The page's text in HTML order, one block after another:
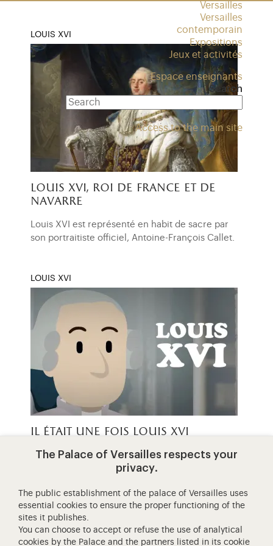
Versailles
Versailles
contemporain
Expositions
Jeux et activités
Espace enseignants
Search
Access to the main site
LOUIS XVI
louis xvi, roi de france et de
navarre
Louis XVI est représenté en habit de sacre par
son portraitiste officiel, Antoine-François Callet.
LOUIS XVI
il était une fois louis xvi
Qui est Louis XVI ? Cette vidéo de quelques
minutes vous permet de découvrir ce roi discret,
The Palace of Versailles respects your
privacy.
The public establishment of the palace of Versailles uses
essential cookies to ensure the proper functioning of the
sites it publishes.
You can choose to accept or refuse the use of analytical
cookies by the Palace and the partners listed in itscookie